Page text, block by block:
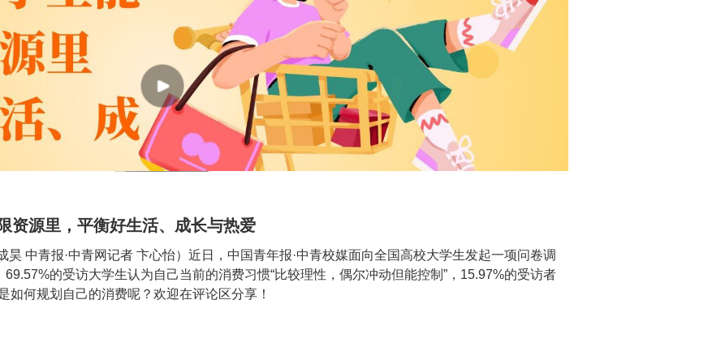
资源里，平衡好生活、成长与热爱
中青报·中青网记者 卞心怡）近日，中国青年报·中青校媒面向全国高校大学生发起一项问卷调
的受访大学生认为自己当前的消费习惯“比较理性，偶尔冲动但能控制”，15.97%的受访者
如何规划自己的消费呢？欢迎在评论区分享！